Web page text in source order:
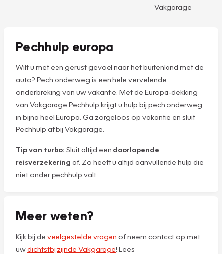
Vakgarage
Pechhulp europa
Wilt u met een gerust gevoel naar het buitenland met de
auto? Pech onderweg is een hele vervelende
onderbreking van uw vakantie. Met de Europa-dekking
van Vakgarage Pechhulp krijgt u hulp bij pech onderweg
in bijna heel Europa. Ga zorgeloos op vakantie en sluit
Pechhulp af bij Vakgarage.
Tip van turbo: Sluit altijd een doorlopende
reisverzekering af. Zo heeft u altijd aanvullende hulp die
niet onder pechhulp valt.
Meer weten?
Kijk bij de veelgestelde vragen of neem contact op met
uwdichtstbijzijnde Vakgarage! Lees